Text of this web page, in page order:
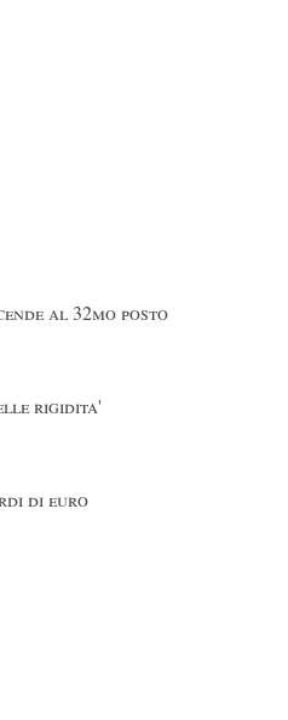
al 32mo posto
rigidita'
di euro